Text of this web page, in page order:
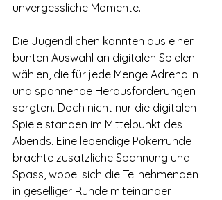
unvergessliche Momente.
Die Jugendlichen konnten aus einer
bunten Auswahl an digitalen Spielen
wählen, die für jede Menge Adrenalin
und spannende Herausforderungen
sorgten. Doch nicht nur die digitalen
Spiele standen im Mittelpunkt des
Abends. Eine lebendige Pokerrunde
brachte zusätzliche Spannung und
Spass, wobei sich die Teilnehmenden
in geselliger Runde miteinander